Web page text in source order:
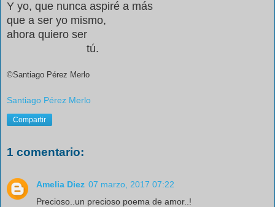
Y yo, que nunca aspiré a más
que a ser yo mismo,
ahora quiero ser
tú.
©Santiago Pérez Merlo
Santiago Pérez Merlo
Compartir
1 comentario:
Amelia Diez 07 marzo, 2017 07:22
Precioso..un precioso poema de amor..!